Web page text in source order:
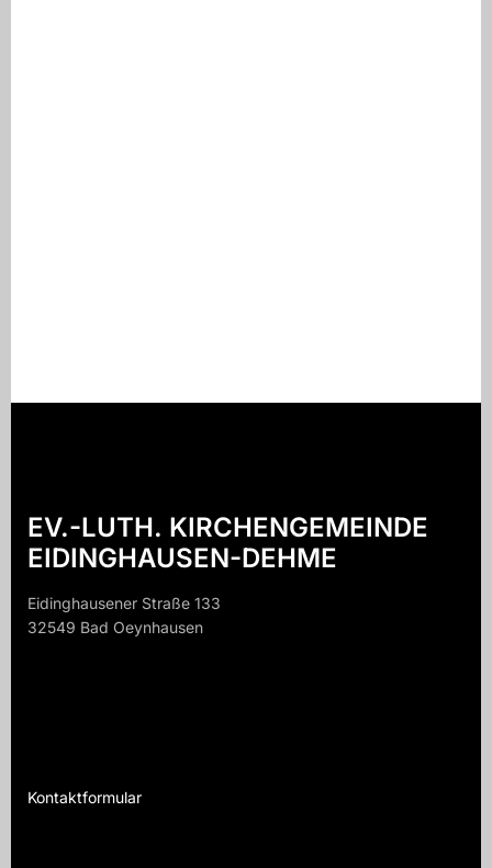
EV.-LUTH. KIRCHENGEMEINDE
EIDINGHAUSEN-DEHME
Eidinghausener Straße 133
32549 Bad Oeynhausen
Kontaktformular